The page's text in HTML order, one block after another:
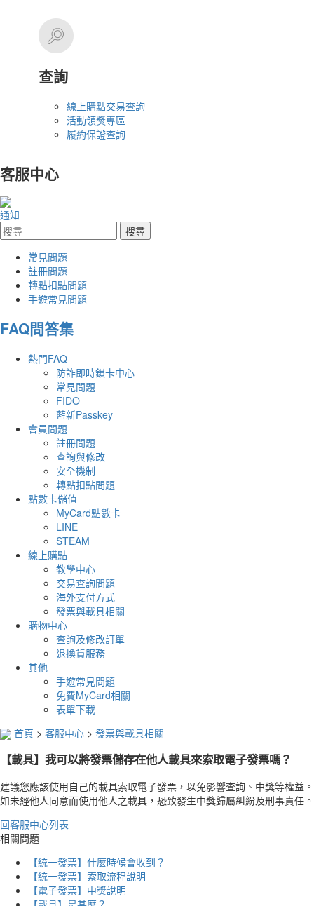
查詢
線上購點交易查詢
活動領獎專區
履約保證查詢
客服中心
通知
常見問題
註冊問題
轉點扣點問題
手遊常見問題
FAQ問答集
熱門FAQ
防詐即時鎖卡中心
常見問題
FIDO
藍新Passkey
會員問題
註冊問題
查詢與修改
安全機制
轉點扣點問題
點數卡儲值
MyCard點數卡
LINE
STEAM
線上購點
教學中心
交易查詢問題
海外支付方式
發票與載具相關
購物中心
查詢及修改訂單
退換貨服務
其他
手遊常見問題
免費MyCard相關
表單下載
首頁 > 客服中心 > 發票與載具相關
【載具】我可以將發票儲存在他人載具來索取電子發票嗎？
建議您應該使用自己的載具索取電子發票，以免影響查詢、中獎等權益。
如未經他人同意而使用他人之載具，恐致發生中獎歸屬糾紛及刑事責任。
回客服中心列表
相關問題
【統一發票】什麼時候會收到？
【統一發票】索取流程說明
【電子發票】中獎說明